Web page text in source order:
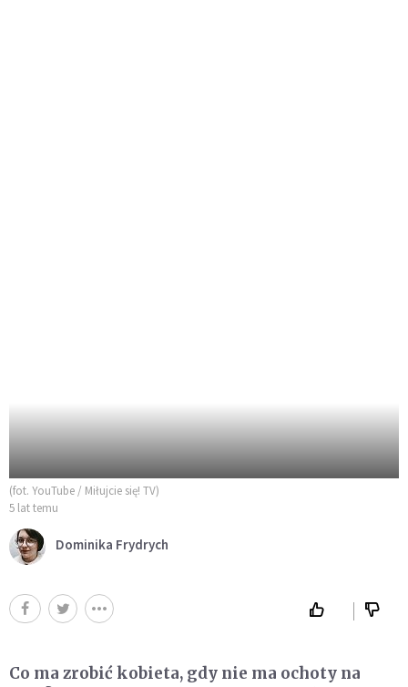
(fot. YouTube / Miłujcie się! TV)
5 lat temu
Dominika Frydrych
Co ma zrobić kobieta, gdy nie ma ochoty na